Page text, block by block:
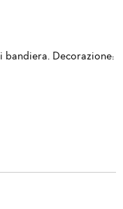
bandiera. Decorazione: